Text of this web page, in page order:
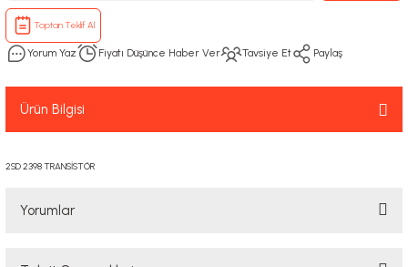
Toptan Teklif Al
Yorum Yaz Fiyatı Düşünce Haber Ver Tavsiye Et Paylaş
Ürün Bilgisi
2SD 2398 TRANSİSTÖR
Yorumlar